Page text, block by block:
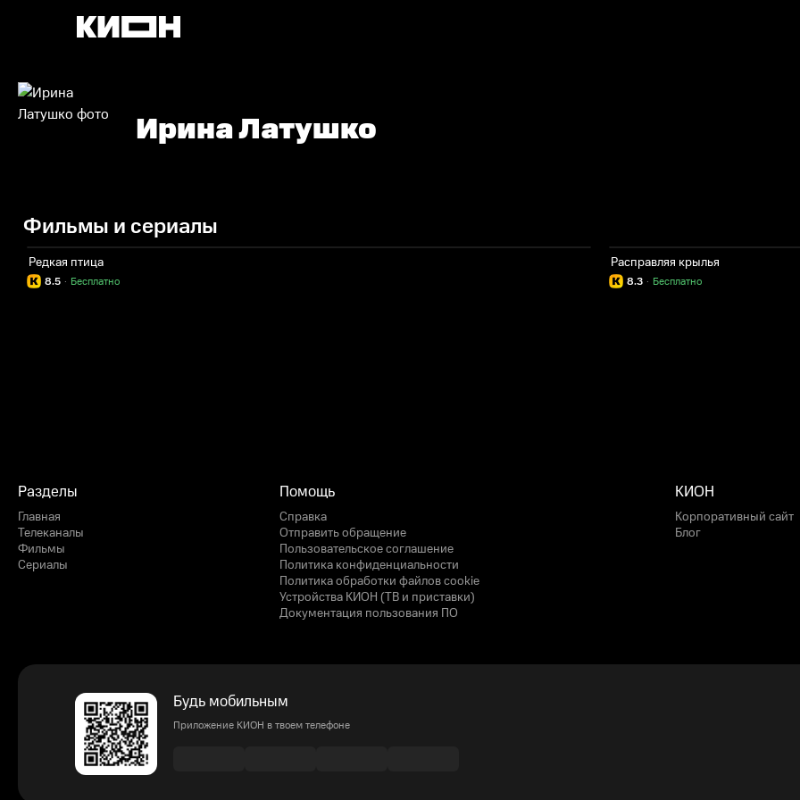
Ирина Латушко
Фильмы и сериалы
Редкая птица
8.5 Бесплатно
·
Расправляя крылья
8.3 Бесплатно
·
Разделы
Главная
Телеканалы
Фильмы
Сериалы
Помощь
Справка
Отправить обращение
Пользовательское соглашение
Политика конфиденциальности
Политика обработки файлов cookie
Устройства КИОН (ТВ и приставки)
Документация пользования ПО
КИОН
Корпоративный сайт
Блог
Будь мобильным
Приложение КИОН в твоем телефоне